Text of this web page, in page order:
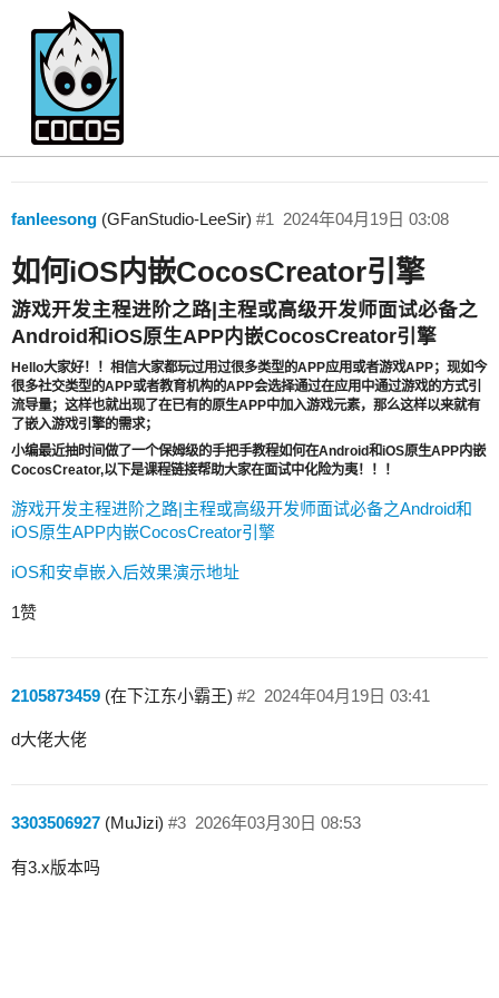
如何iOS内嵌CocosCreator引擎
Creator 2.x
fanleesong (GFanStudio-LeeSir) 2024年04月19日 03:08
#1
如何iOS内嵌CocosCreator引擎
游戏开发主程进阶之路|主程或高级开发师面试必备之
Android和iOS原生APP内嵌CocosCreator引擎
Hello大家好！！相信大家都玩过用过很多类型的APP应用或者游戏APP；现如今
很多社交类型的APP或者教育机构的APP会选择通过在应用中通过游戏的方式引
流导量；这样也就出现了在已有的原生APP中加入游戏元素，那么这样以来就有
了嵌入游戏引擎的需求；
小编最近抽时间做了一个保姆级的手把手教程如何在Android和iOS原生APP内嵌
CocosCreator,以下是课程链接帮助大家在面试中化险为夷！！！
游戏开发主程进阶之路|主程或高级开发师面试必备之Android和
iOS原生APP内嵌CocosCreator引擎
iOS和安卓嵌入后效果演示地址
1赞
2105873459 (在下江东小霸王) 2024年04月19日 03:41
#2
d大佬大佬
3303506927 (MuJizi) 2026年03月30日 08:53
#3
有3.x版本吗